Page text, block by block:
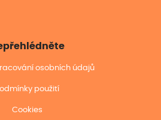
osobních údajů
použití
Cookies